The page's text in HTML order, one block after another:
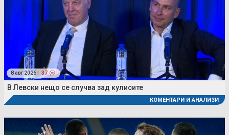
8 авг 2026 | 37
В Левски нещо се случва зад кулисите
КОМЕНТАРИ И АНАЛИЗИ